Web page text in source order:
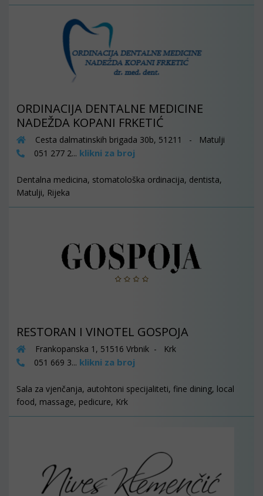
ORDINACIJA DENTALNE MEDICINE
NADEŽDA KOPANI FRKETIĆ
Cesta dalmatinskih brigada 30b, 51211 - Matulji
051 277 2... klikni za broj
Dentalna medicina, stomatološka ordinacija, dentista,
Matulji, Rijeka
RESTORAN I VINOTEL GOSPOJA
Frankopanska 1, 51516 Vrbnik - Krk
051 669 3... klikni za broj
Sala za vjenčanja, autohtoni specijaliteti, fine dining, local
food, massage, pedicure, Krk